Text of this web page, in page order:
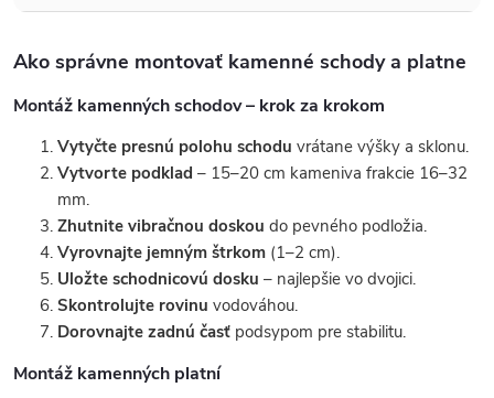
Ako správne montovať kamenné schody a platne
Montáž kamenných schodov – krok za krokom
Vytyčte presnú polohu schodu vrátane výšky a sklonu.
Vytvorte podklad – 15–20 cm kameniva frakcie 16–32
mm.
Zhutnite vibračnou doskou do pevného podložia.
Vyrovnajte jemným štrkom (1–2 cm).
Uložte schodnicovú dosku – najlepšie vo dvojici.
Skontrolujte rovinu vodováhou.
Dorovnajte zadnú časť podsypom pre stabilitu.
Montáž kamenných platní